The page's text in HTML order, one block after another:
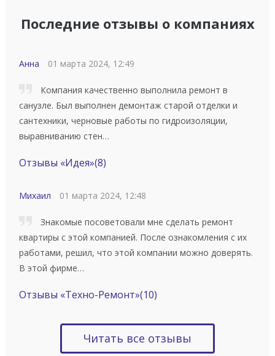
Последние отзывы о компаниях
Анна 01 марта 2024, 12:49
Компания качественно выполнила ремонт в
санузле. Был выполнен демонтаж старой отделки и
сантехники, черновые работы по гидроизоляции,
выравниванию стен…
Отзывы «Идея»(8)
Михаил 01 марта 2024, 12:48
Знакомые посоветовали мне сделать ремонт
квартиры с этой компанией. После ознакомления с их
работами, решил, что этой компании можно доверять.
В этой фирме…
Отзывы «Техно-Ремонт»(10)
Читать все отзывы